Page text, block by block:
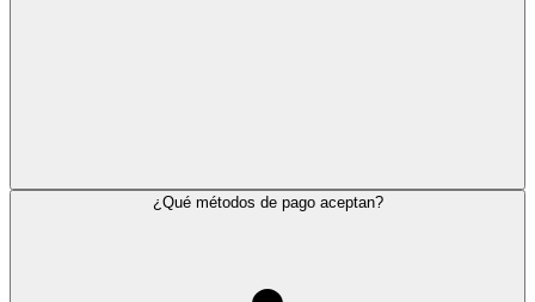
¿Qué métodos de pago aceptan?